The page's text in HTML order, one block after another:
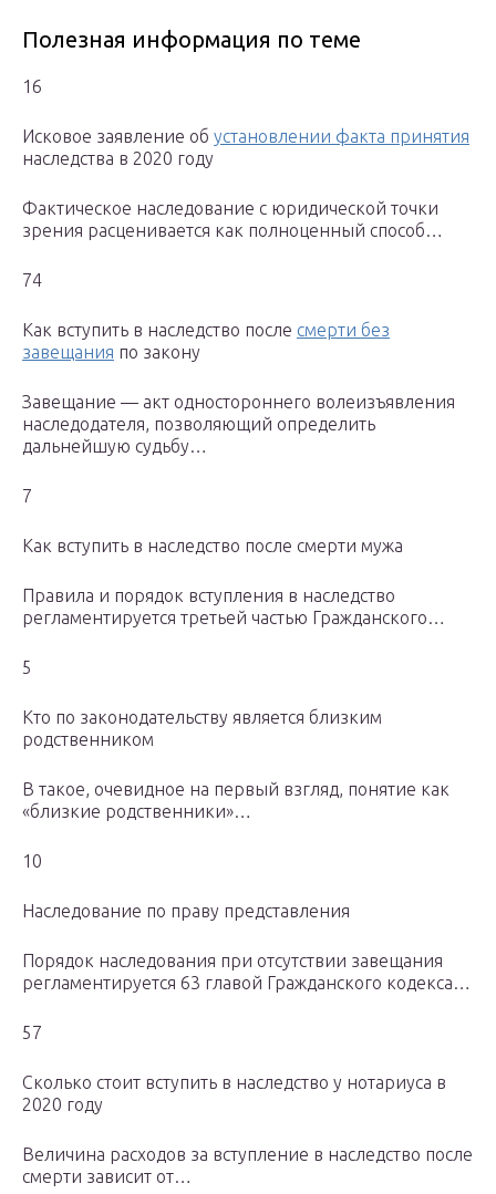
Полезная информация по теме
16
Исковое заявление об установлении факта принятия
наследства в 2020 году
Фактическое наследование с юридической точки
зрения расценивается как полноценный способ…
74
Как вступить в наследство после смерти без
завещания по закону
Завещание — акт одностороннего волеизъявления
наследодателя, позволяющий определить
дальнейшую судьбу…
7
Как вступить в наследство после смерти мужа
Правила и порядок вступления в наследство
регламентируется третьей частью Гражданского…
5
Кто по законодательству является близким
родственником
В такое, очевидное на первый взгляд, понятие как
«близкие родственники»…
10
Наследование по праву представления
Порядок наследования при отсутствии завещания
регламентируется 63 главой Гражданского кодекса…
57
Сколько стоит вступить в наследство у нотариуса в
2020 году
Величина расходов за вступление в наследство после
смерти зависит от…